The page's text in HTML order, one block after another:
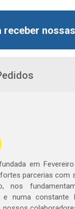
receber
em
parcerias com
nos
e numa constante